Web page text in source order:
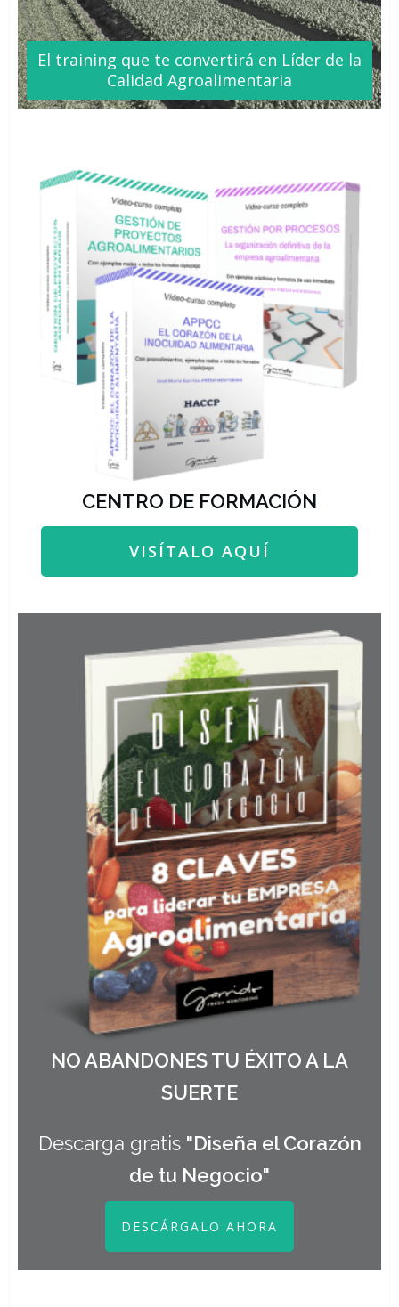
El training que te convertirá en Líder de la
Calidad Agroalimentaria
CENTRO DE FORMACIÓN
VISÍTALO AQUÍ
NO ABANDONES TU ÉXITO A LA
SUERTE
Descarga gratis "Diseña el Corazón
de tu Negocio"
DESCÁRGALO AHORA